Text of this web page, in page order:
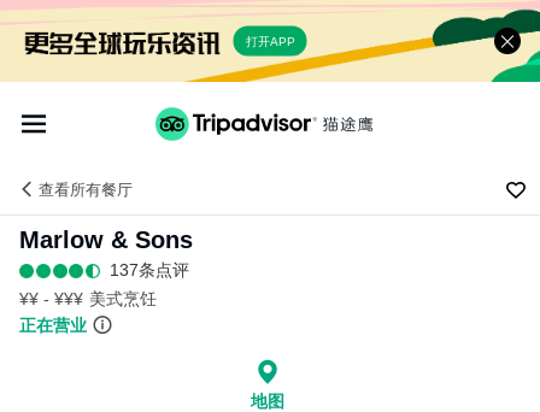
打开APP
查看所有餐厅
Marlow & Sons
137条点评
¥¥ - ¥¥¥ 美式烹饪
正在营业
地图